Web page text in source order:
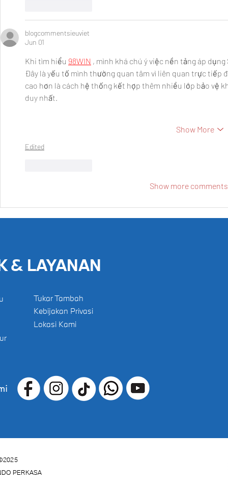
blogcommentsieuviet
Jun 01
Khi tìm hiểu 98WIN , mình khá chú ý việc nền tảng áp
Đây là yếu tố mình thường quan tâm vì liên quan trực
cao hơn là cách hệ thống kết hợp thêm nhiều lớp bảo vệ
duy nhất.
Show More
Edited
Show more comments
& LAYANAN
Tukar Tambah
Kebijakan Privasi
Lokasi Kami
PERKASA